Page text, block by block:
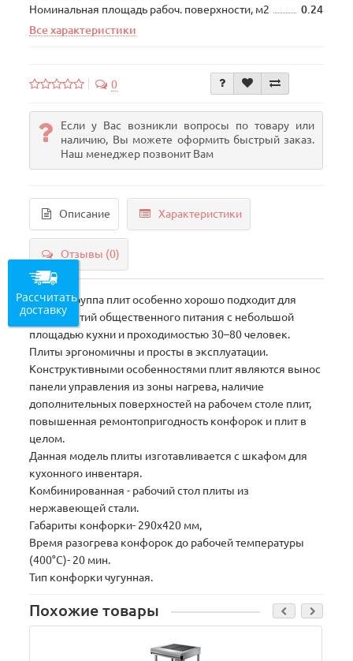
Номинальная площадь рабоч. поверхности, м2
0.24
Все характеристики
0
Если у Вас возникли вопросы по товару или
наличию, Вы можете оформить быстрый заказ.
Наш менеджер позвонит Вам
Описание Характеристики
Отзывы (0)
Данная группа плит особенно хорошо подходит для
предприятий общественного питания с небольшой
площадью кухни и проходимостью 30–80 человек.
Плиты эргономичны и просты в эксплуатации.
Конструктивными особенностями плит являются вынос
панели управления из зоны нагрева, наличие
дополнительных поверхностей на рабочем столе плит,
повышенная ремонтопригодность конфорок и плит в
целом.
Данная модель плиты изготавливается с шкафом для
кухонного инвентаря.
Комбинированная - рабочий стол плиты из
нержавеющей стали.
Габариты конфорки- 290х420 мм,
Время разогрева конфорок до рабочей температуры
(400°С)- 20 мин.
Тип конфорки чугунная.
Похожие товары
Рассчитать
доставку